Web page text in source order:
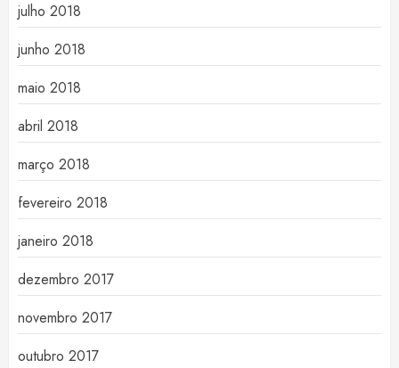
julho 2018
junho 2018
maio 2018
abril 2018
março 2018
fevereiro 2018
janeiro 2018
dezembro 2017
novembro 2017
outubro 2017